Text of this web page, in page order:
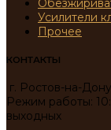
Усилители
Прочее
КОНТАКТЫ
г. Ростов-на-Дону
Режим работы:
выходных